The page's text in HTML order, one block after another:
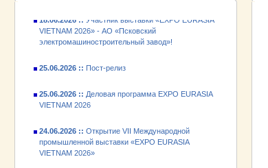
VIETNAM 2026» - АО «Псковский
электромашиностроительный завод»!
VIETNAM 2026
промышленной выставки «EXPO EURASIA
VIETNAM 2026»